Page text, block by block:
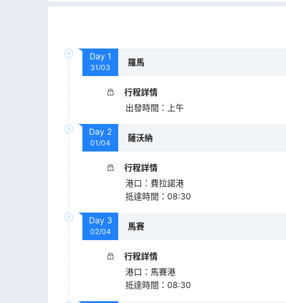
Day 1
31/03
羅馬
行程詳情
出發時間 ： 上午
Day 2
01/04
薩沃納
行程詳情
港口 ： 費拉諾港
抵達時間 ： 08:30
Day 3
02/04
馬賽
行程詳情
港口 ： 馬賽港
抵達時間 ： 08:30